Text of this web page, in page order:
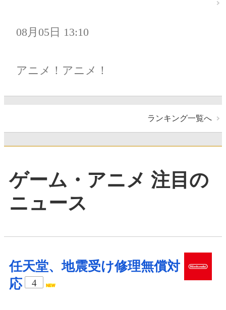
08月05日 13:10
アニメ！アニメ！
ランキング一覧へ
ゲーム・アニメ 注目の
ニュース
任天堂、地震受け修理無償対
応
4